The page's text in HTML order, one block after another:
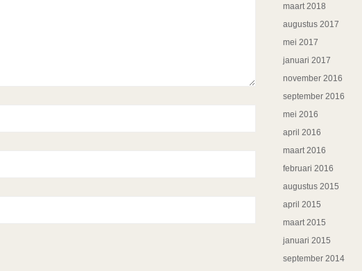
maart 2018
augustus 2017
mei 2017
januari 2017
november 2016
september 2016
mei 2016
april 2016
maart 2016
februari 2016
augustus 2015
april 2015
maart 2015
januari 2015
september 2014